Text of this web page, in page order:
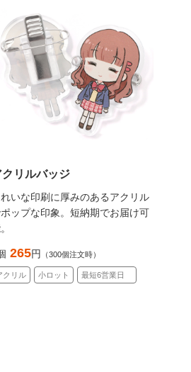
クリルバッジ
れいな印刷に厚みのあるアクリル
ップな印象。短納期でお届け可
265円 （300個注文時）
クリル 小ロット 最短6営業日